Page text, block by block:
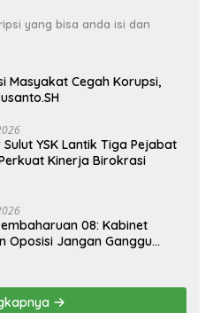
yang bisa anda isi dan
Masyakat Cegah Korupsi,
Lantik Tiga Pejabat
Kinerja Birokrasi
08: Kabinet
Oposisi Jangan Ganggu